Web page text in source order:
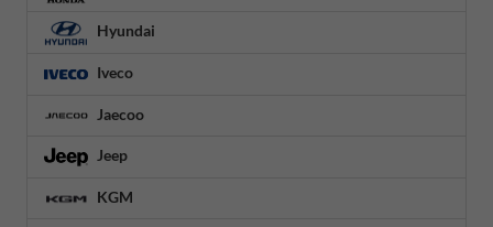
Hyundai
Iveco
Jaecoo
Jeep
KGM